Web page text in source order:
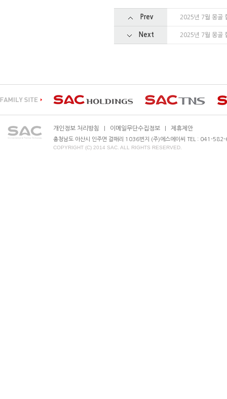
Prev 2025년 7월 몽골
Next 2025년 7월 몽골
개인정보 처리방침 이메일무단수집정보 제휴제안
충청남도 아산시 인주면 걸매리 1036번지 (주)에스에이씨 TEL : 041-
COPYRIGHT (C) 2014 SAC. ALL RIGHTS RESERVED.